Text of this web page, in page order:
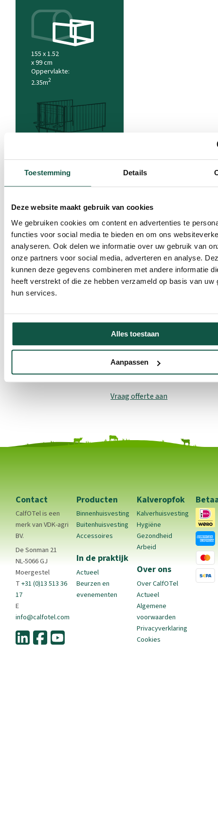
Toestemming Details
Deze website maakt gebruik van cookies
We gebruiken cookies om content en advertenties te
functies voor social media te bieden en om ons
analyseren. Ook delen we informatie over uw gebruik van
onze partners voor social media, adverteren en analyse.
kunnen deze gegevens combineren met andere informatie
heeft verstrekt of die ze hebben verzameld op basis van uw
hun services.
Alles toestaan
Aanpassen
155 x 1.52
x 99 cm
Oppervlakte:
2.35m2
(* Breedte x Diepte x Hoogte)
393,55
Voeg toe aan
winkelwagen
Vraag offerte aan
Contact
CalfOTel is een
merk van VDK-agri
BV.
De Sonman 21
NL-5066 GJ
Moergestel
T+31 (0)13 513 36
17
E
info@calfotel.com
Producten
Binnenhuisvesting
Buitenhuisvesting
Accessoires
In de praktijk
Actueel
Beurzen en
evenementen
Kalveropfok
Kalverhuisvesting
Hygiëne
Gezondheid
Arbeid
Over ons
Over CalfOTel
Actueel
Algemene
voorwaarden
Privacyverklaring
Cookies